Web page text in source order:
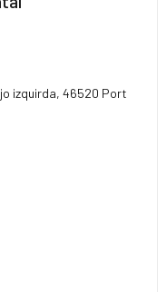
izquirda, 46520 Port